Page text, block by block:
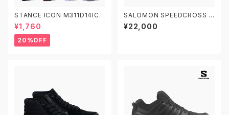
STANCE ICON M311D14ICO
スタンス アイコン ソックス 靴下
¥1,760
20%OFF
SALOMON SPEEDCROSS 6
GORE-TEX M/L41738600
W/L41743400 サロモン スピ
¥22,000